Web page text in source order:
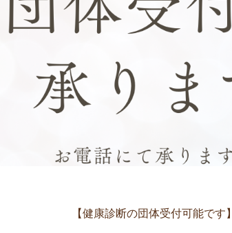
【健康診断の団体受付可能です】